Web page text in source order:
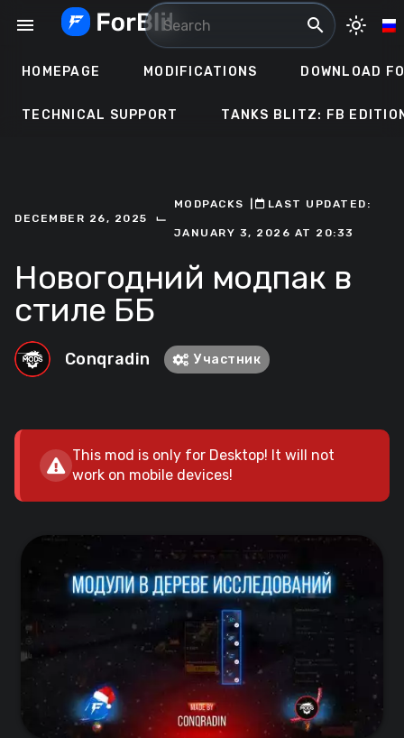
menu search light_mode
HOMEPAGE MODIFICATIONS DOWNLOAD
TECHNICAL SUPPORT TANKS BLITZ: FB
DECEMBER 26, 2025 ⌙
MODPACKS ㅤLAST UPDATED:
JANUARY 3, 2026 AT 20:33
Новогодний модпак в
стиле ББ
Conqradin Участник
This mod is only for Desktop! It will not
work on mobile devices!